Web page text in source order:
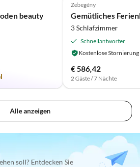
beauty
Zebegény
3 Schlafzimmer
Schnellantworter
Kostenlose Stornierung
€ 586,42
2 Gäste / 7 Nächte
Alle anzeigen
soll? Entdecken Sie